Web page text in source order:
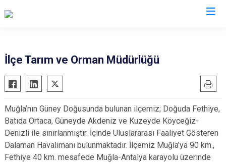
Bodrum
Dalaman
Datça
Fethiye
Kavaklıdere
Köyceğiz
Ula
Yatağan
Seydikemer
Menteşe
İlçe Tarım ve Orman Müdürlüğü
Muğla’nın Güney Doğusunda bulunan ilçemiz; Doğuda Fethiye,
Batıda Ortaca, Güneyde Akdeniz ve Kuzeyde Köyceğiz-
Denizli ile sınırlanmıştır. İçinde Uluslararası Faaliyet Gösteren
Dalaman Havalimanı bulunmaktadır. İlçemiz Muğla’ya 90 km.,
Fethiye 40 km. mesafede Muğla-Antalya karayolu üzerinde